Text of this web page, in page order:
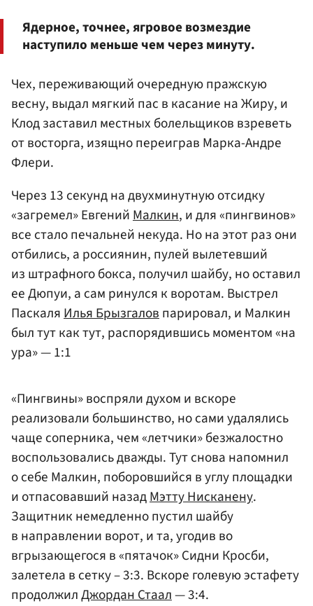
Ядерное, точнее, ягровое возмездие
наступило меньше чем через минуту.
Чех, переживающий очередную пражскую
весну, выдал мягкий пас в касание на Жиру, и
Клод заставил местных болельщиков взреветь
от восторга, изящно переиграв Марка-Андре
Флери.
Через 13 секунд на двухминутную отсидку
«загремел» ЕвгенийМалкин, и для «пингвинов»
все стало печальней некуда. Но на этот раз они
отбились, а россиянин, пулей вылетевший
из штрафного бокса, получил шайбу, но оставил
ее Дюпуи, а сам ринулся к воротам. Выстрел
ПаскаляИлья Брызгаловпарировал, и Малкин
был тут как тут, распорядившись моментом «на
ура» — 1:1
«Пингвины» воспряли духом и вскоре
реализовали большинство, но сами удалялись
чаще соперника, чем «летчики» безжалостно
воспользовались дважды. Тут снова напомнил
о себе Малкин, поборовшийся в углу площадки
и отпасовавший назадМэтту Нисканену.
Защитник немедленно пустил шайбу
в направлении ворот, и та, угодив во
вгрызающегося в «пятачок» Сидни Кросби,
залетела в сетку – 3:3. Вскоре голевую эстафету
продолжилДжордан Стаал— 3:4.